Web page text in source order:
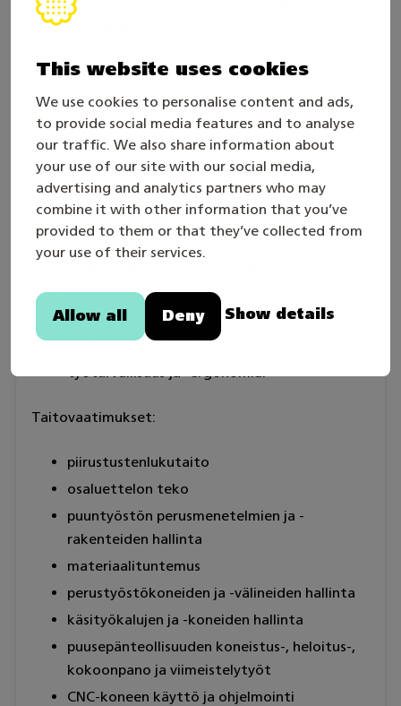
This website uses cookies
We use cookies to personalise content and ads,
to provide social media features and to analyse
our traffic. We also share information about
your use of our site with our social media,
advertising and analytics partners who may
combine it with other information that you’ve
provided to them or that they’ve collected from
your use of their services.
Allow all Deny Show details
perustutkintojen tutkinnon perusteiden
kiitettävään (K5) tasoon.
Menestyvä kilpailija hallitsee puuteollisuuden- tai
taideteollisuusalan perustutkinnon sisällöt:
puusepänteollisuuden koneistus-, heloitus-,
kokoonpano ja viimeistelytyöt
valmistuksen suunnittelu
CNC-ohjelmoinnin perusteet työpiirustukset
ja -määräimet
yrittäjyyden keskeiset periaatteet ja
ammattietiikka
kestävän kehityksen periaatteet
Taitovaatimukset:
piirustustenlukutaito
osaluettelon teko
puuntyöstön perusmenetelmien ja -
rakenteiden hallinta
materiaalituntemus
perustyöstökoneiden ja -välineiden hallinta
käsityökalujen ja -koneiden hallinta
puusepänteollisuuden koneistus-, heloitus-,
kokoonpano ja viimeistelytyöt
CNC-koneen käyttö ja ohjelmointi